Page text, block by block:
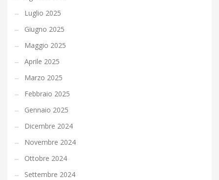
Luglio 2025
Giugno 2025
Maggio 2025
Aprile 2025
Marzo 2025
Febbraio 2025
Gennaio 2025
Dicembre 2024
Novembre 2024
Ottobre 2024
Settembre 2024